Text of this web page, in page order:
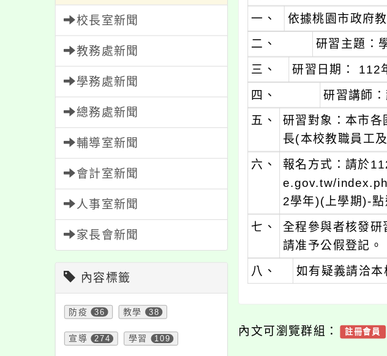
校長室新聞
教務處新聞
學務處新聞
總務處新聞
輔導室新聞
會計室新聞
人事室新聞
家長會新聞
內容標籤
防疫 36 教學 38
宣導 274 學習 109
一、 依據桃園市政府
二、
研習主題：
三、
研習日期： 112
四、 研習講師
五、
研習對象：本市
長(本校教職員工
六、 報名方式：請於
e.gov.tw/
2學年)(上學期)-點
七、
全程參與者核發研
請准予公假登記。
八、 如有疑義請洽
內文可瀏覽群組： 註冊會員